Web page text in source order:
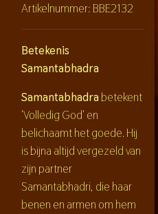
Artikelnummer:BBE2132
Betekenis
Samantabhadra
Samantabhadrabetekent
'Volledig God' en
belichaamt het goede. Hij
is bijna altijd vergezeld van
zijn partner
Samantabhadri, die haar
benen en armen om hem